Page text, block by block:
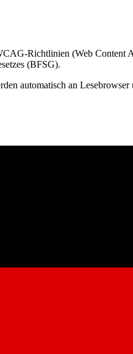
Richtlinien (Web Content
(BFSG).
automatisch an Lesebrowser